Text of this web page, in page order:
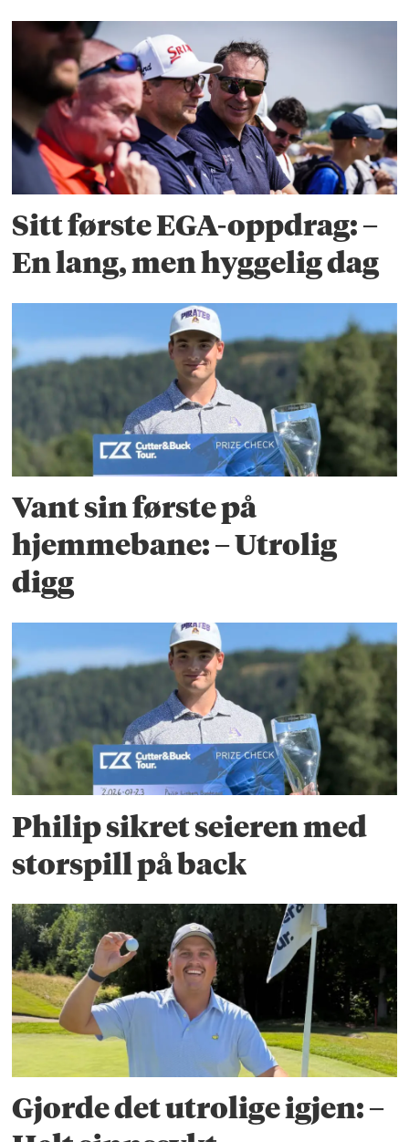
Sitt første EGA-oppdrag: –
En lang, men hyggelig dag
Vant sin første på
hjemmebane: – Utrolig
digg
Philip sikret seieren med
storspill på back
Gjorde det utrolige igjen: –